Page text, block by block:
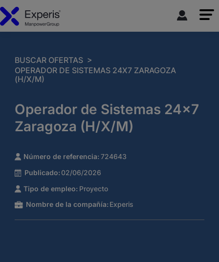
BUSCAR OFERTAS >
OPERADOR DE SISTEMAS 24X7 ZARAGOZA
(H/X/M)
Operador de Sistemas 24x7
Zaragoza (H/X/M)
Número de referencia: 724643
Publicado: 02/06/2026
Tipo de empleo: Proyecto
Nombre de la compañía: Experis